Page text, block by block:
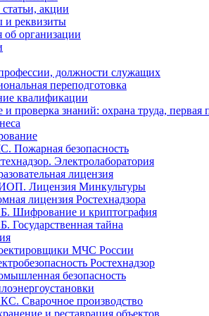
акции
и реквизиты
об организации
должности служащих
переподготовка
квалификации
и проверка знаний: охрана труда,
Пожарная безопасность
Электролаборатория
лицензия
Лицензия Минкультуры
лицензия Ростехнадзора
Шифрование и криптография
Государственная тайна
МЧС России
Ростехнадзор
безопасность
Сварочное производство
и реставрация объектов